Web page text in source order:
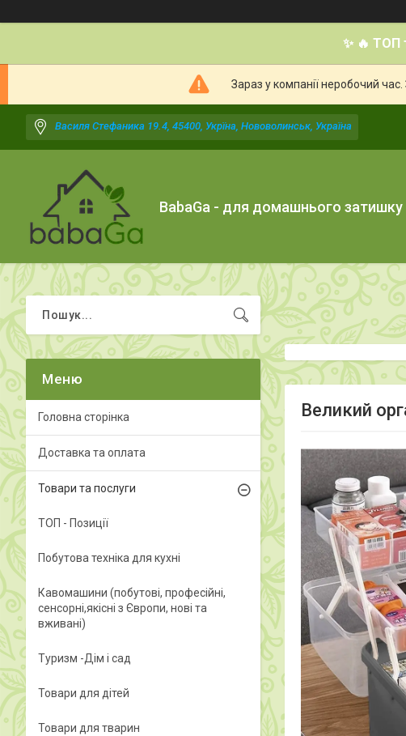
✨ 🔥 ТОП
Зараз у компанії неробочий
Василя Стефаника 19.4, 45400, Укрїна, Нововолинськ, Україна
BabaGa - для домашнього затишку
Великий
Головна сторінка
Доставка та оплата
Товари та послуги
ТОП - Позиції
Побутова техніка для кухні
Кавомашини (побутові, професійні,
сенсорні,якісні з Європи, нові та
вживані)
Туризм -Дім і сад
Товари для дітей
Товари для тварин